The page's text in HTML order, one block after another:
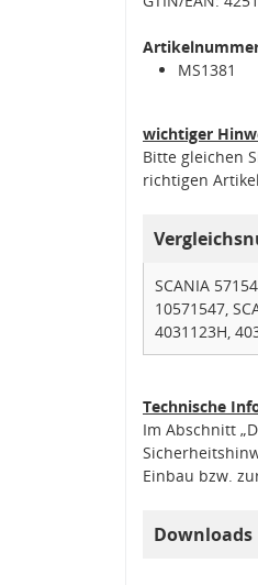
MS1381
wichtiger
Bitte gleichen
richtigen
SCANIA
10571547,
4031123H,
Technische
Im Abschnitt
Einbau bzw.
Downloads